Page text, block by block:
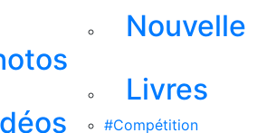
Nouvelle
Livres
#Compétition